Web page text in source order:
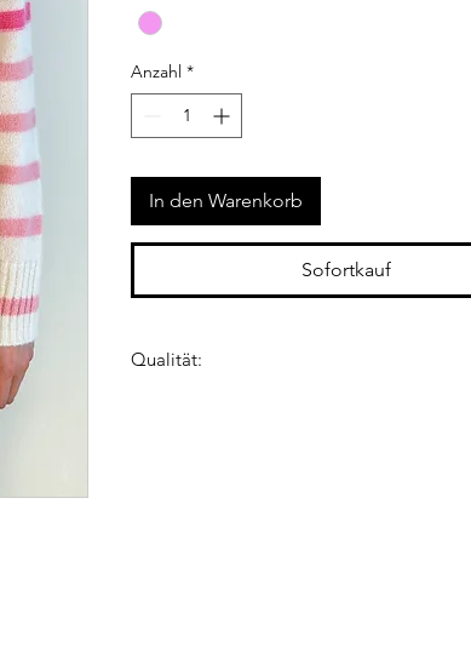
Anzahl *
In den Warenkorb
Sofortkauf
Qualität: